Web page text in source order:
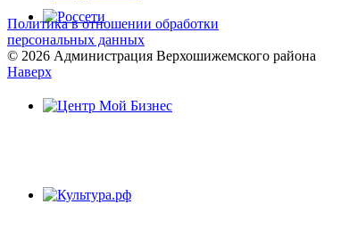
Политика в отношении обработки
персональных данных
© 2026 Администрация Верхошижемского района
Наверх